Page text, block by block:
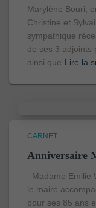
Marylène Bouri,
Christine et
sympathique
de ses 3 adjoints
ainsi que Lire la
CARNET
Anniversaire
Madame Emilie
le maire
pour ses 85 ans